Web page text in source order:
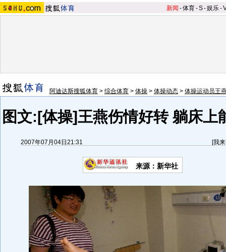
新闻 -体育-S-娱乐-
阿迪达斯搜狐体育 > 综合体育 > 体操 > 体操动态 > 体操运动员王
图文:[体操]王燕伤情好转 躺床上
2007年07月04日21:31 [我
来源：新华社